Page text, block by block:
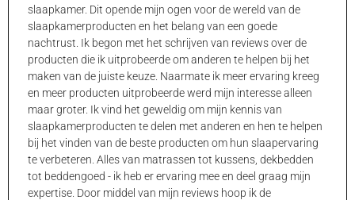
slaapkamer. Dit opende mijn ogen voor de wereld van de
slaapkamerproducten en het belang van een goede
nachtrust. Ik begon met het schrijven van reviews over de
producten die ik uitprobeerde om anderen te helpen bij het
maken van de juiste keuze. Naarmate ik meer ervaring kreeg
en meer producten uitprobeerde werd mijn interesse alleen
maar groter. Ik vind het geweldig om mijn kennis van
slaapkamerproducten te delen met anderen en hen te helpen
bij het vinden van de beste producten om hun slaapervaring
te verbeteren. Alles van matrassen tot kussens, dekbedden
tot beddengoed - ik heb er ervaring mee en deel graag mijn
expertise. Door middel van mijn reviews hoop ik de